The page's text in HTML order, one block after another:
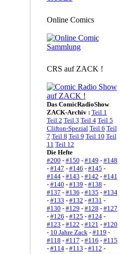
Online Comics
CRS auf ZACK !
Das ComicRadioShow
ZACK-Archiv : Teil 1
Teil 2 Teil 3 Teil 4 Teil 5
Clifton-Spezial Teil 6 Teil
7 Teil 8 Teil 9 Teil 10 Teil
11 Teil 12
Die Hefte
#200 - #150 - #149 - #148
- #147 - #146 - #145 -
#144- #143 - #142 - #141
- #140 - #139 - #138 -
#137 - #136 - #135 - #134
- #133 - #132 - #131 -
#130 - #129 - #128 - #127
- #126 - #125 - #124-
#123 - #122 - #121 - #120
- 10 Jahre Zack- #119 -
#118 - #117 - #116 - #115
- #114- #113 - #112 -